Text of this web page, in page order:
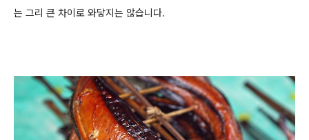
는 그리 큰 차이로 와닿지는 않습니다.